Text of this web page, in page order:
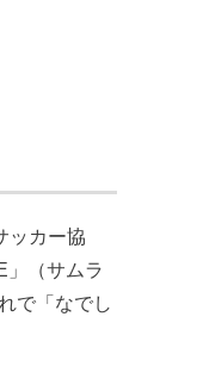
ッカー協
」（サムラ
で「なでし